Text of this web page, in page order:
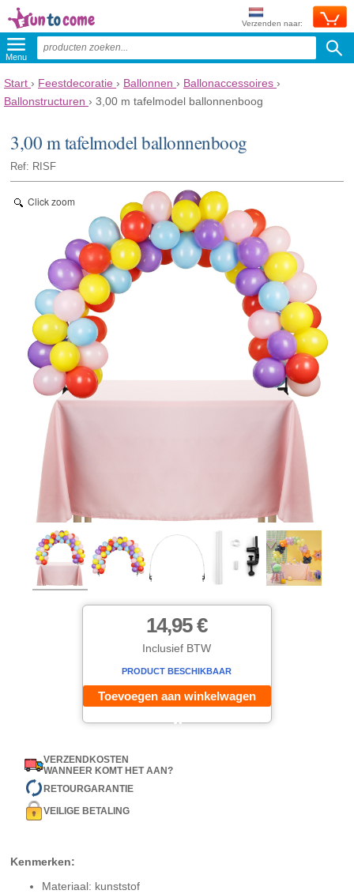
Verzenden naar:
Menu
Start › Feestdecoratie › Ballonnen › Ballonaccessoires ›
Ballonstructuren › 3,00 m tafelmodel ballonnenboog
3,00 m tafelmodel ballonnenboog
Ref: RISF
Click zoom
14,95 €
Inclusief BTW
PRODUCT BESCHIKBAAR
Toevoegen aan winkelwagen
VERZENDKOSTEN
WANNEER KOMT HET AAN?
RETOURGARANTIE
VEILIGE BETALING
Kenmerken:
Materiaal: kunststof